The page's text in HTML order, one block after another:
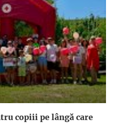
copiii pe lângă care